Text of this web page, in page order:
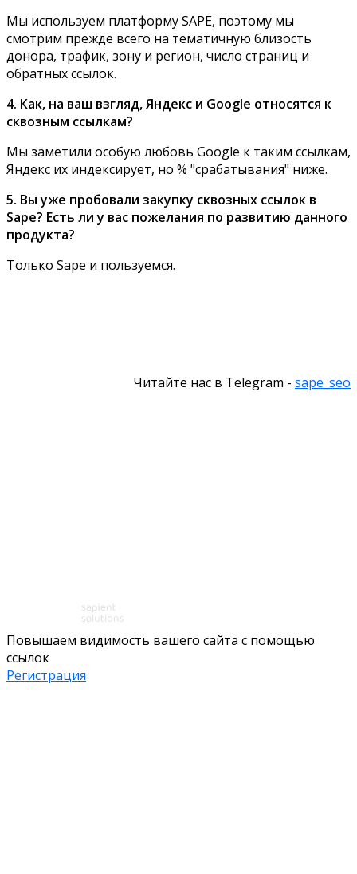
Мы используем платформу SAPE, поэтому мы
смотрим прежде всего на тематичную близость
донора, трафик, зону и регион, число страниц и
обратных ссылок.
4. Как, на ваш взгляд, Яндекс и Google относятся к
сквозным ссылкам?
Мы заметили особую любовь Google к таким ссылкам,
Яндекс их индексирует, но % "срабатывания" ниже.
5. Вы уже пробовали закупку сквозных ссылок в
Sape? Есть ли у вас пожелания по развитию данного
продукта?
Только Sape и пользуемся.
Читайте нас в Telegram - sape_seo
Повышаем видимость вашего сайта с помощью
ссылок
Регистрация